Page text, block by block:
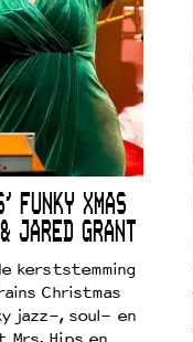
FUNKY XMAS
JARED GRANT
kerststemming
Christmas
jazz-, soul- en